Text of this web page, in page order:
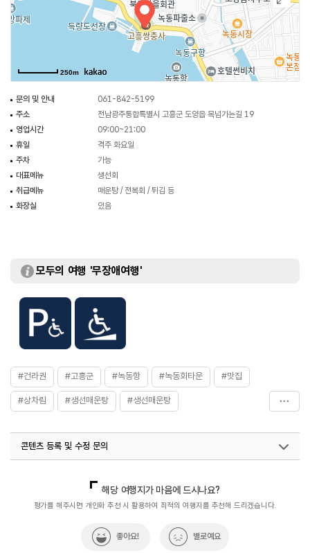
250m
문의 및 안내
061-842-5199
주소
전남광주통합특별시 고흥군 도양읍 목넘가는길 19
영업시간
09:00~21:00
휴일
격주 화요일
주차
가능
대표메뉴
생선회
취급메뉴
매운탕 / 전복회 / 튀김 등
화장실
있음
모두의 여행 '무장애여행'
#건라권 #고흥군 #녹동항 #녹동회타운 #맛집
#상차림 #생선매운탕 #생선매운탕
콘텐츠 등록 및 수정 문의
열린관광콘텐츠팀(열린관광-모두의여행)
033-738-3425
해당 여행지가 마음에 드시나요?
평가를 해주시면 개인화 추천 시 활용하여 최적의 여행지를 추천해 드리겠습니다.
좋아요! 별로예요